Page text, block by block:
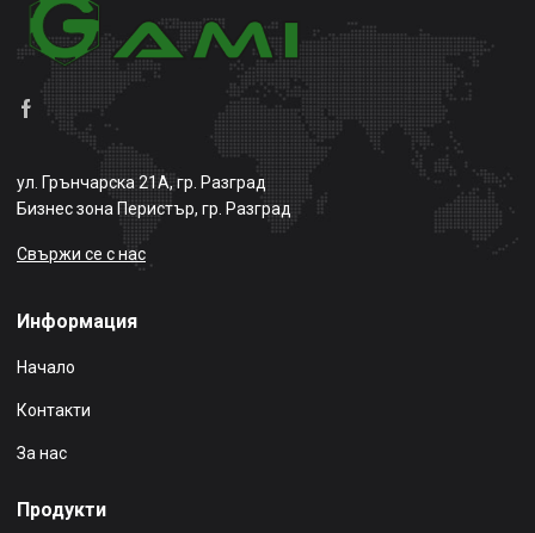
ул. Грънчарска 21А, гр. Разград
Бизнес зона Перистър, гр. Разград
Свържи се с нас
Информация
Начало
Контакти
За нас
Продукти